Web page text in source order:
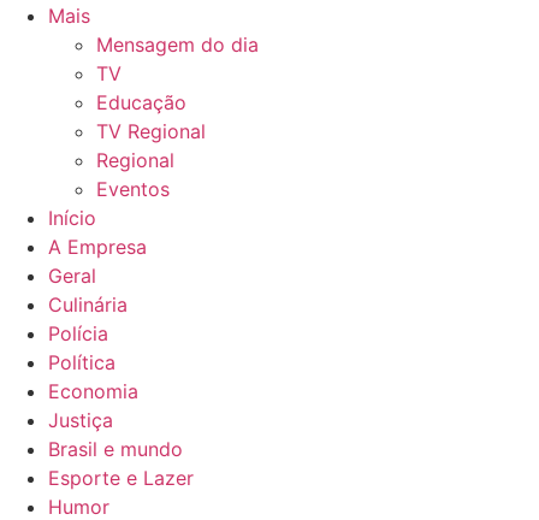
Mais
Mensagem do dia
TV
Educação
TV Regional
Regional
Eventos
Início
A Empresa
Geral
Culinária
Polícia
Política
Economia
Justiça
Brasil e mundo
Esporte e Lazer
Humor